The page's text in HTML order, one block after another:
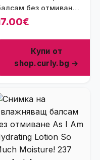
без отмиване
увредена къдрава
In Conditioner,
Купи от
shop.curly.bg →